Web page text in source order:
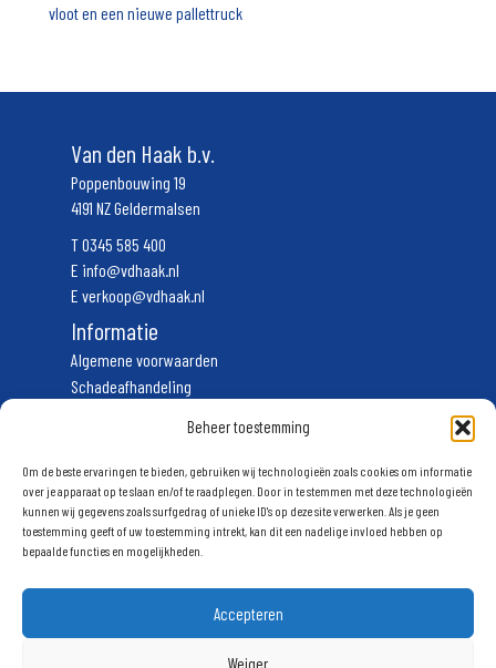
Beheer toestemming
Om de beste ervaringen te bieden, gebruiken wij technologieën zoals cookies om informatie
over je apparaat op te slaan en/of te raadplegen. Door in te stemmen met deze technologieën
kunnen wij gegevens zoals surfgedrag of unieke ID's op deze site verwerken. Als je geen
toestemming geeft of uw toestemming intrekt, kan dit een nadelige invloed hebben op
bepaalde functies en mogelijkheden.
Accepteren
Weiger
vloot en een nieuwe pallettruck
Van den Haak b.v.
Poppenbouwing 19
4191 NZ Geldermalsen
T0345 585 400
E info@vdhaak.nl
E verkoop@vdhaak.nl
Informatie
Algemene voorwaarden
Schadeafhandeling
Volg ons
Schrijf u in voor onze nieuwsbrief